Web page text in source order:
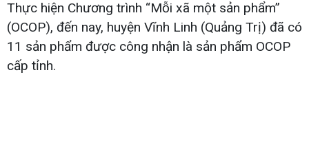
Thực hiện Chương trình “Mỗi xã một sản phẩm”
(OCOP), đến nay, huyện Vĩnh Linh (Quảng Trị) đã có
11 sản phẩm được công nhận là sản phẩm OCOP
cấp tỉnh.